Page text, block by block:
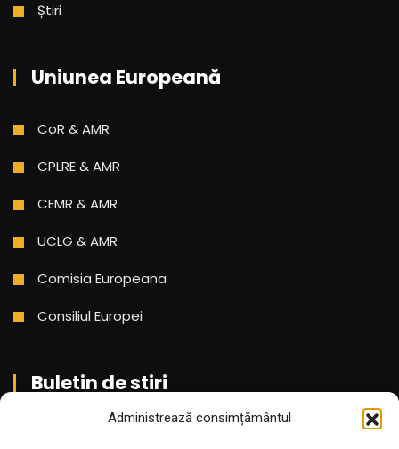
Administrează consimțământul
Știri
Uniunea Europeană
CoR & AMR
CPLRE & AMR
CEMR & AMR
UCLG & AMR
Comisia Europeana
Consiliul Europei
Buletin de stiri
Aboneaza-te pentru a primi cele mai noi stiri din partea